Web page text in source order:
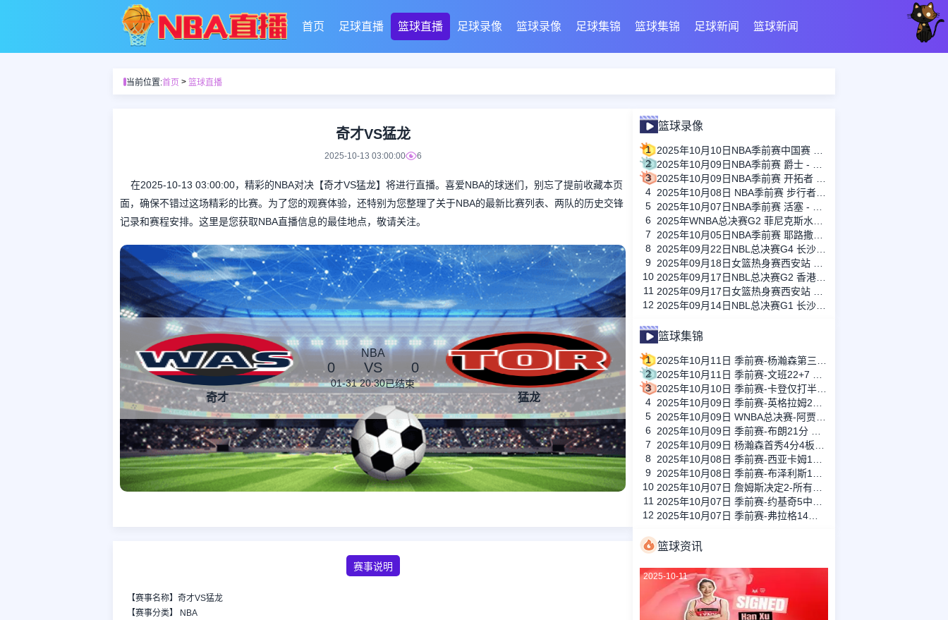
首页 足球直播 篮球直播 足球录像 篮球录像 足球集锦 篮球集锦 足球新闻 篮球新闻
当前位置:首页 > 篮球直播
奇才VS猛龙
2025-10-13 03:00:00 6
在2025-10-13 03:00:00，精彩的NBA对决【奇才VS猛龙】将进行直播。喜爱NBA的球迷们，别忘了提前收藏本页
面，确保不错过这场精彩的比赛。为了您的观赛体验，还特别为您整理了关于NBA的最新比赛列表、两队的历史交锋
记录和赛程安排。这里是您获取NBA直播信息的最佳地点，敬请关注。
奇才
NBA
0 VS 0
01-31 20:30已结束
猛龙
赛事说明
【赛事名称】奇才VS猛龙
【赛事分类】
NBA
篮球录像
1
2
3
4
5
6
7
8
9
10
11
12
篮球集锦
1
2
3
4
5
6
7
8
9
10
11
12
篮球资讯
2025-10-11